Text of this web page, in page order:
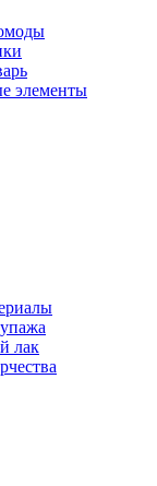
элементы
лак